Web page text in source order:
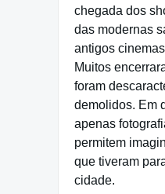
chegada dos
das modernas
antigos
Muitos
foram
demolidos. Em
apenas
permitem
que tiveram
cidade.